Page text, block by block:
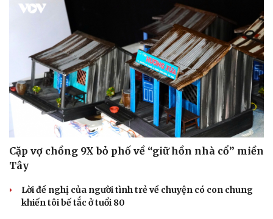
Dinh dưỡng - món ngon
Cây thuốc
Sản phụ khoa
Nhi khoa
Nam khoa
Làm đẹp - giảm cân
Phòng mạch online
Ăn sạch sống khỏe
Đời sống
Nhà đẹp
Blog
Tình yêu - Gia đình
Cặp vợ chồng 9X bỏ phố về “giữ hồn nhà cổ” miền
Tây
Lời đề nghị của người tình trẻ về chuyện có con chung
khiến tôi bế tắc ở tuổi 80